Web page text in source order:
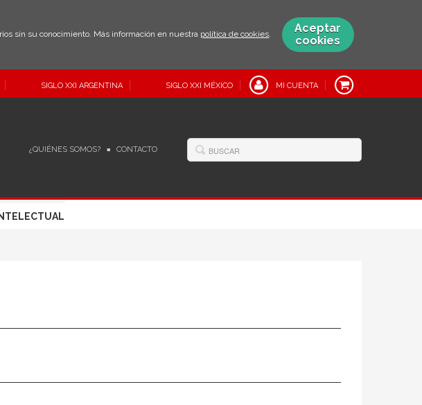
sin su conocimiento. Más información en nuestra política de cookies.
Aceptar
cookies
SIGLO XXI ARGENTINA SIGLO XXI MÉXICO MI CUENTA
¿QUIÉNES SOMOS? CONTACTO